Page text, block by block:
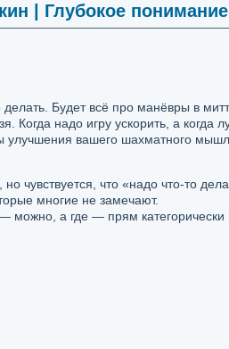
| Глубокое
Будет всё про манёвры в
Когда надо игру ускорить, а когда
улучшения вашего шахматного
чувствуется, что «надо что-то
многие не замечают.
можно, а где — прям категорически